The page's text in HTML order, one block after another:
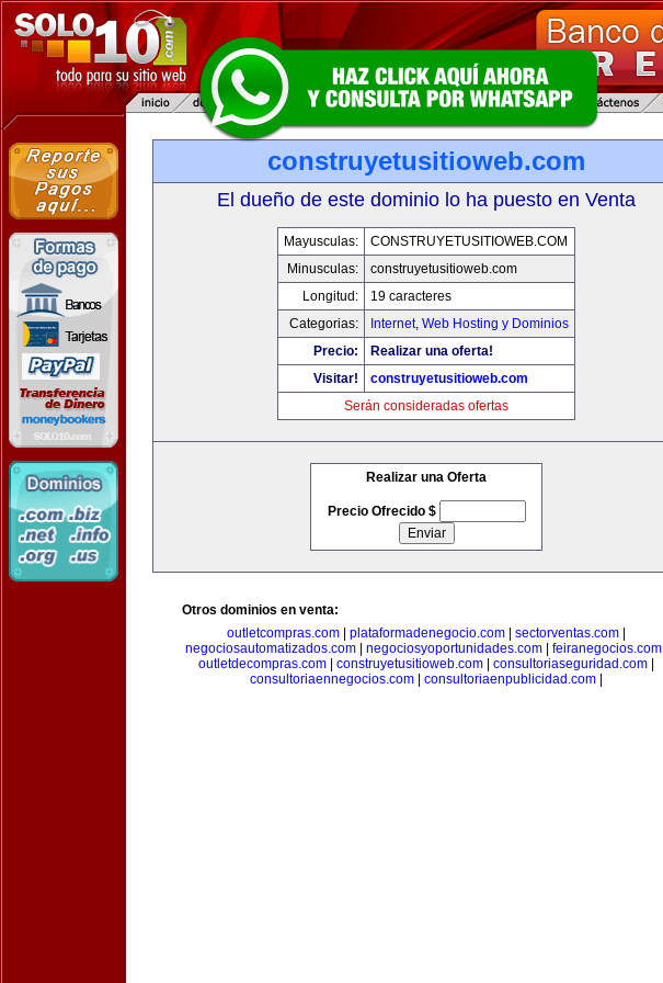
construyetusitioweb.com
El dueño de este dominio lo ha puesto en Venta
Mayusculas:
CONSTRUYETUSITIOWEB.COM
Minusculas:
construyetusitioweb.com
Longitud:
19 caracteres
Categorias:
Internet, Web Hosting y Dominios
Precio:
Realizar una oferta!
Visitar!
construyetusitioweb.com
Serán consideradas ofertas
Realizar una Oferta
Precio Ofrecido $
Otros dominios en venta:
outletcompras.com
plataformadenegocio.com sectorventas.com
negociosautomatizados.com| negociosyoportunidades.com| feiranegocios.com|
outletdecompras.com
construyetusitioweb.com consultoriaseguridad.com
consultoriaennegocios.com
consultoriaenpublicidad.com